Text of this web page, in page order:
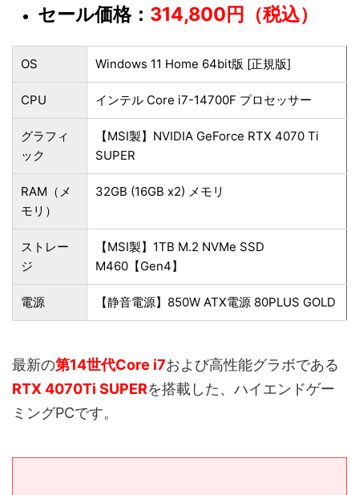
セール価格： 314,800円（税込）
OS Windows 11 Home 64bit版 [正規版]
CPU インテル Core i7-14700F プロセッサー
グラフィ
ック
【MSI製】NVIDIA GeForce RTX 4070 Ti
SUPER
RAM（メ
モリ）
32GB (16GB x2) メモリ
ストレー
ジ
【MSI製】1TB M.2 NVMe SSD
M460【Gen4】
電源 【静音電源】850W ATX電源 80PLUS GOLD
最新の第14世代Core i7および高性能グラボである
RTX 4070Ti SUPERを搭載した、ハイエンドゲー
ミングPCです。